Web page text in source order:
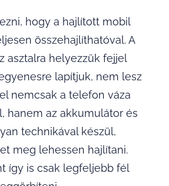
hogy a hajlított mobil
összehajlíthatóval. A
asztalra helyezzük fejjel
lapítjuk, nem lesz
nemcsak a telefon váza
hanem az akkumulátor és
technikával készül,
meg lehessen hajlítani.
így is csak legfeljebb fél